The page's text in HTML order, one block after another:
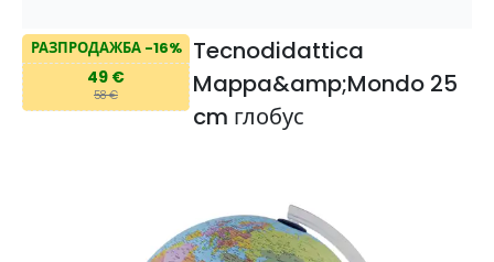
РАЗПРОДАЖБА -16%
49 €
58 €
Tecnodidattica
Mappa&amp;Mondo 25
cm глобус